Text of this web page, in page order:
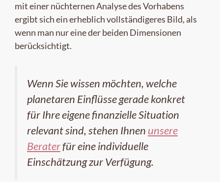
mit einer nüchternen Analyse des Vorhabens
ergibt sich ein erheblich vollständigeres Bild, als
wenn man nur eine der beiden Dimensionen
berücksichtigt.
Wenn Sie wissen möchten, welche
planetaren Einflüsse gerade konkret
für Ihre eigene finanzielle Situation
relevant sind, stehen Ihnen unsere
Beraterfür eine individuelle
Einschätzung zur Verfügung.